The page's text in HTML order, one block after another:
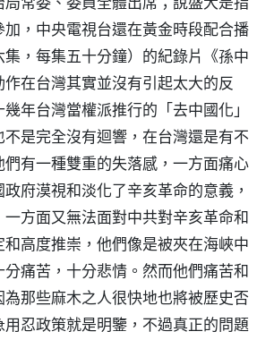
，中央電視台還在黃金時段配合播
，每集五十分鐘）的紀錄片《孫中
在台灣其實並沒有引起太大的反
年台灣當權派推行的「去中國化」
是完全沒有迴響，在台灣還是有不
有一種雙重的失落感，一方面痛心
府漠視和淡化了辛亥革命的意義，
方面又無法面對中共對辛亥革命和
高度推崇，他們像是被夾在海峽中
痛苦，十分悲情。然而他們痛苦和
那些麻木之人很快地也將被歷史否
忍政策就是明鑒，不過真正的問題